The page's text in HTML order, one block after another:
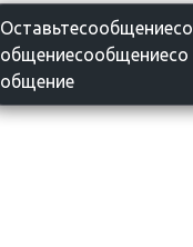
Оставьтесообщениесо
общениесообщениесо
общение